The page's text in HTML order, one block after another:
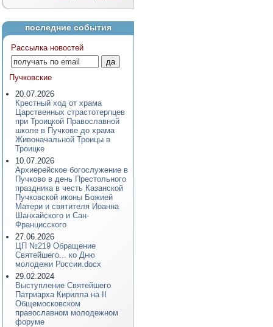
последние события
Рассылка новостей
Пучковские
20.07.2026
Крестный ход от храма
Царственных страстотерпцев
при Троицкой Православной
школе в Пучкове до храма
Живоначальной Троицы в
Троицке
10.07.2026
Архиерейское богослужение в
Пучково в день Престольного
праздника в честь Казанской
Пучковской иконы Божией
Матери и святителя Иоанна
Шанхайского и Сан-
Францисского
27.06.2026
ЦП №219 Обращение
Святейшего... ко Дню
молодежи России.docx
29.02.2024
Выступление Святейшего
Патриарха Кирилла на II
Общемосковском
православном молодежном
форуме